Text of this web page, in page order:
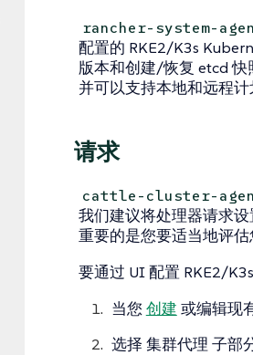
rancher-system-
配置的 RKE2/K3s
版本和创建/恢复 etcd 快
并可以支持本地和远程计
请求
cattle-cluster-
我们建议将处理器请求设
重要的是您要适当地评
要通过 UI 配置 RKE2/
当您 创建 或编辑现
选择 集群代理 子部